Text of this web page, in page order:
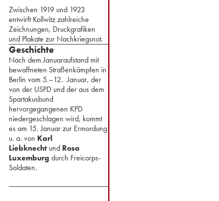
Zwischen 1919 und 1923
entwirft Kollwitz zahlreiche
Zeichnungen, Druckgrafiken
und Plakate zur Nachkriegsnot.
Geschichte
Nach dem Januaraufstand mit
bewaffneten Straßenkämpfen in
Berlin vom 5.–12. Januar, der
von der USPD und der aus dem
Spartakusbund
hervorgegangenen KPD
niedergeschlagen wird, kommt
es am 15. Januar zur Ermordung
u. a. von Karl
Liebknechtund Rosa
Luxemburg durch Freicorps-
Soldaten.